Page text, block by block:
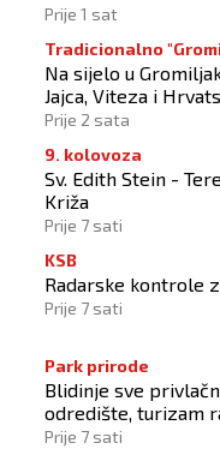
2026'
Prije 1 sat
Tradicionalno
Na sijelo u
Jajca, Viteza i
od Austrije do
Prije 2 sata
9. kolovoza
Sv. Edith Stein -
Križa
Prije 7 sati
KSB
Radarske kontrole
Prije 7 sati
Park prirode
Blidinje sve
odredište, turizam
očuvanja prirode
Prije 7 sati